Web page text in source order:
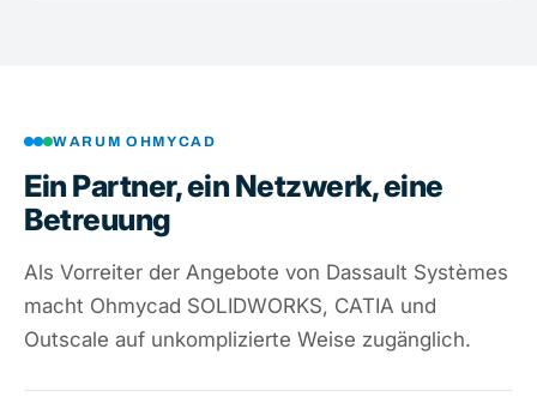
WARUM OHMYCAD
Ein Partner, ein Netzwerk, eine
Betreuung
Als Vorreiter der Angebote von Dassault Systèmes
macht Ohmycad SOLIDWORKS, CATIA und
Outscale auf unkomplizierte Weise zugänglich.